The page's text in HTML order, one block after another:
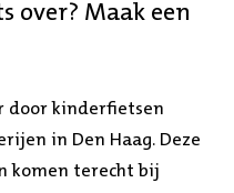
over? Maak een
door kinderfietsen
in Den Haag. Deze
komen terecht bij